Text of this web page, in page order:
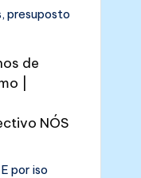
presuposto
de
|
NÓS
por iso